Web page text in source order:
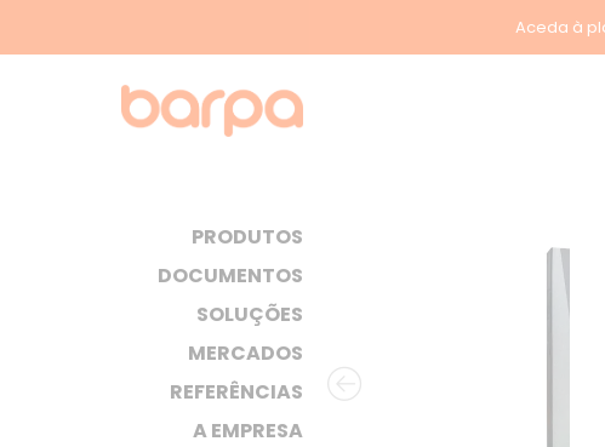
Aceda à
PRODUTOS
DOCUMENTOS
SOLUÇÕES
MERCADOS
REFERÊNCIAS
A EMPRESA